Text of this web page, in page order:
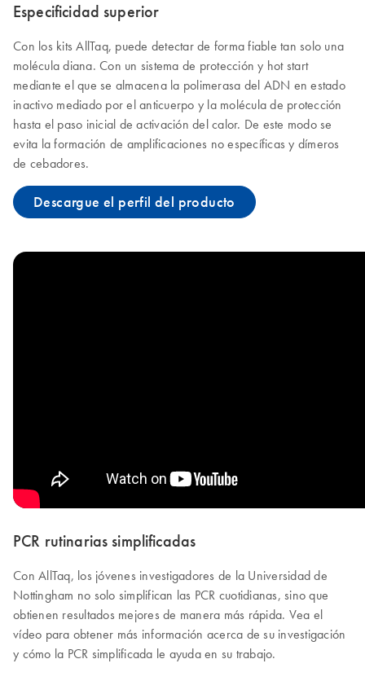
Especificidad superior
Con los kits AllTaq, puede detectar de forma fiable tan solo una
molécula diana. Con un sistema de protección y hot start
mediante el que se almacena la polimerasa del ADN en estado
inactivo mediado por el anticuerpo y la molécula de protección
hasta el paso inicial de activación del calor. De este modo se
evita la formación de amplificaciones no específicas y dímeros
de cebadores.
Descargue el perfil del producto
PCR rutinarias simplificadas
Con AllTaq, los jóvenes investigadores de la Universidad de
Nottingham no solo simplifican las PCR cuotidianas, sino que
obtienen resultados mejores de manera más rápida. Vea el
vídeo para obtener más información acerca de su investigación
y cómo la PCR simplificada le ayuda en su trabajo.